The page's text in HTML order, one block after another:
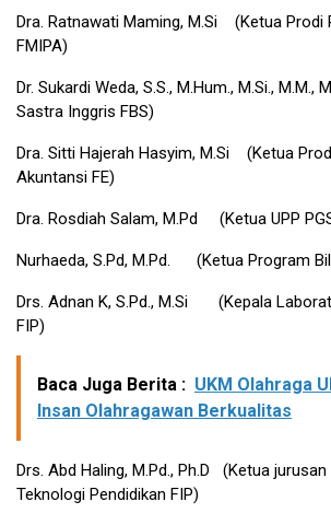
Dra. Ratnawati Maming, M.Si (Ketua Prodi
FMIPA)
Dr. Sukardi Weda, S.S., M.Hum., M.Si.,
Sastra Inggris FBS)
Dra. Sitti Hajerah Hasyim, M.Si (Ketua
Akuntansi FE)
Dra. Rosdiah Salam, M.Pd (Ketua UPP
Nurhaeda, S.Pd, M.Pd. (Ketua Program
Drs. Adnan K, S.Pd., M.Si (Kepala
FIP)
Baca Juga Berita : UKM Olahraga
Insan Olahragawan Berkualitas
Drs. Abd Haling, M.Pd., Ph.D (Ketua jurusan
Teknologi Pendidikan FIP)